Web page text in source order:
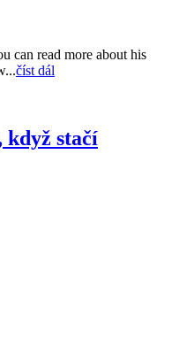
can read more about his
číst dál
když stačí